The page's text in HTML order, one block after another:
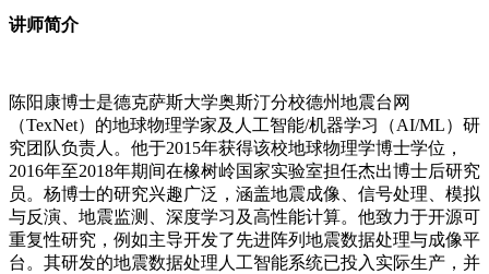
讲师简介
陈阳康博士是德克萨斯大学奥斯汀分校德州地震台网
（TexNet）的地球物理学家及人工智能/机器学习（AI/ML）研
究团队负责人。他于2015年获得该校地球物理学博士学位，
2016年至2018年期间在橡树岭国家实验室担任杰出博士后研究
员。杨博士的研究兴趣广泛，涵盖地震成像、信号处理、模拟
与反演、地震监测、深度学习及高性能计算。他致力于开源可
重复性研究，例如主导开发了先进阵列地震数据处理与成像平
台。其研发的地震数据处理人工智能系统已投入实际生产，并